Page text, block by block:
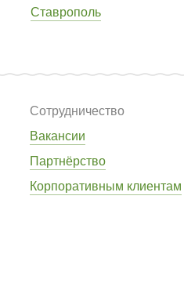
Ставрополь
Сотрудничество
Вакансии
Партнёрство
Корпоративным клиентам